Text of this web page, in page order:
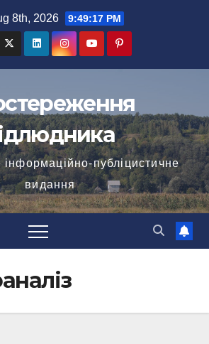
8th, 2026 9:49:18 PM
публіцистичне
видання